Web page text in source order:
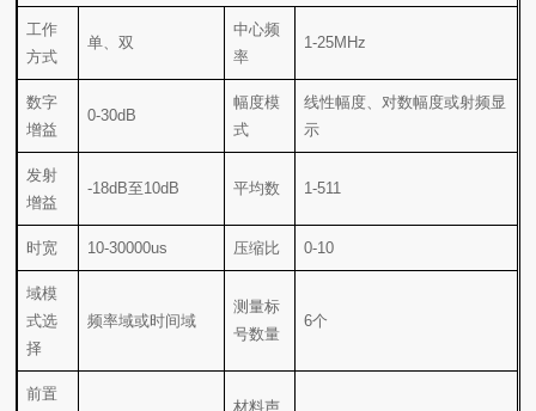
方式
单、双
率
1-25MHz
增益
0-30dB
式
示
增益
-18dB至10dB 平均数 1-511
时宽 10-30000us 压缩比 0-10
择
频率域或时间域
号数量
6个